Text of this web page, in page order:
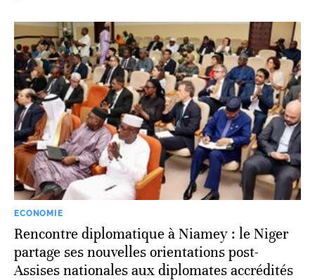
ECONOMIE
Rencontre diplomatique à Niamey : le Niger
partage ses nouvelles orientations post-
Assises nationales aux diplomates accrédités